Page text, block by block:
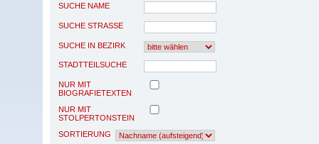
SUCHE NAME
SUCHE STRASSE
SUCHE IN BEZIRK
STADTTEILSUCHE
NUR MIT
BIOGRAFIETEXTEN
NUR MIT
STOLPERTONSTEIN
SORTIERUNG